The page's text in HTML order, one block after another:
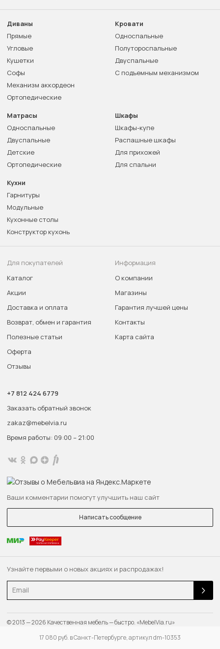
17 080 руб. в Санкт-Петербурге, артикул dm-10353
Узнайте первыми о новых акциях и распродажах!
Диваны
Прямые
Угловые
Кушетки
Софы
Механизм аккордеон
Ортопедические
Кровати
Односпальные
Полутороспальные
Двуспальные
С подъемным механизмом
Матрасы
Односпальные
Двуспальные
Детские
Ортопедические
Шкафы
Шкафы-купе
Распашные шкафы
Для прихожей
Для спальни
Кухни
Гарнитуры
Модульные
Кухонные столы
Конструктор кухонь
Для покупателей
Каталог
Акции
Доставка и оплата
Возврат, обмен и гарантия
Полезные статьи
Оферта
Отзывы
Информация
О компании
Магазины
Гарантия лучшей цены
Контакты
Карта сайта
+7 812 424 6779
Заказать обратный звонок
zakaz@mebelvia.ru
Время работы: 09:00 – 21:00
Ваши комментарии помогут улучшить наш сайт
Написать сообщение
© 2013 — 2026 Качественная мебель — быстро. «MebelVia.ru»